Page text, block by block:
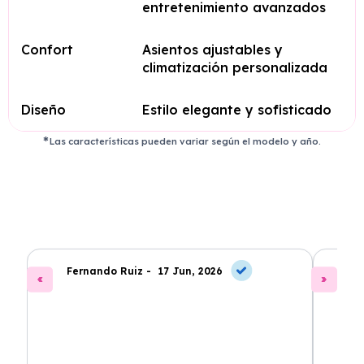
entretenimiento avanzados
Confort
Asientos ajustables y
climatización personalizada
Diseño Estilo elegante y sofisticado
Las características pueden variar según el modelo y año.
Fernando Ruiz - 17 Jun, 2026